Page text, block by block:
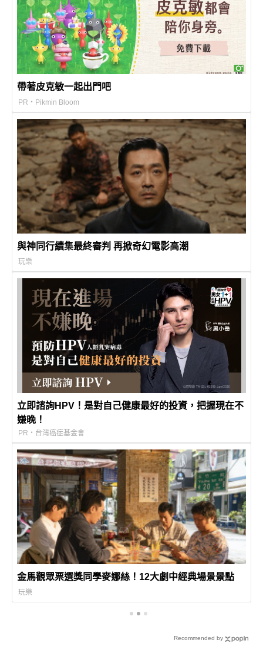
帶著皮克敏一起出門吧
PR・Pikmin Bloom
與神同行續集最終審判 再掀奇幻電影高潮
玩樂
立即諮詢HPV！是對自己健康最好的投資，把握現在不
嫌晚！
PR・台灣癌症基金會
金馬觀眾票選獎同學麥娜絲！12大劇中經典場景景點
玩樂
Recommended by